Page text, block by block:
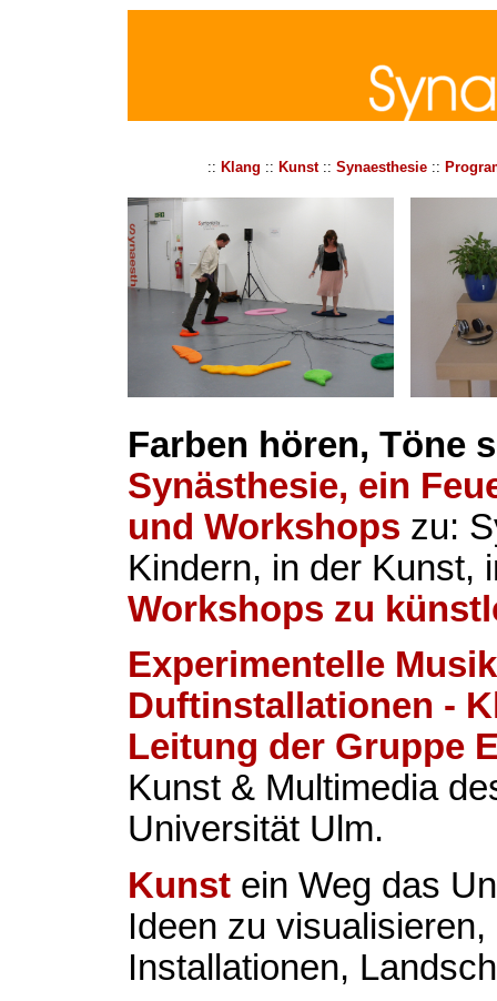
:: Klang :: Kunst:: Synaesthesie ::
Farben hören, Töne
Synästhesie, ein
und Workshops zu:
Kindern, in der Kunst,
Workshops zu
Experimentelle
Duftinstallationen -
Leitung der Gruppe
Kunst & Multimedia
Universität Ulm.
Kunst ein Weg das
Ideen zu
Installationen,